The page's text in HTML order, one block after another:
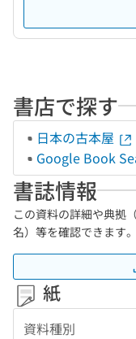
書店で探す
日本の古本屋
Google Book
書誌情報
この資料の詳細や典拠
名）等を確認できます。
紙
資料種別